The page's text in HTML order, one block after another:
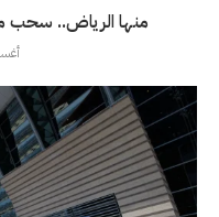
منها الرياض.. سحب